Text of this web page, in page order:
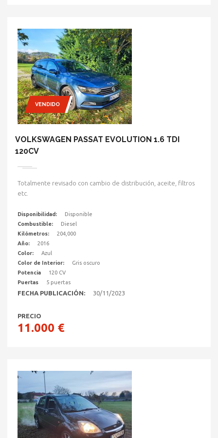
VENDIDO
VOLKSWAGEN PASSAT EVOLUTION 1.6 TDI
120CV
Totalmente revisado con cambio de distribución, aceite, filtros
etc.
Disponibilidad:
Disponible
Combustible:
Diesel
Kilómetros:
204,000
Año:
2016
Color:
Azul
Color de Interior:
Gris oscuro
Potencia
120 CV
Puertas
5 puertas
FECHA PUBLICACIÓN: 30/11/2023
PRECIO
11.000 €